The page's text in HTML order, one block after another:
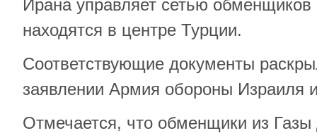
Ирана управляет сетью обменщиков
находятся в центре Турции.
Соответствующие документы
заявлении Армия обороны
Отмечается, что обменщики из Газы